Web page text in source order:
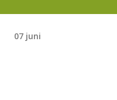
07 juni